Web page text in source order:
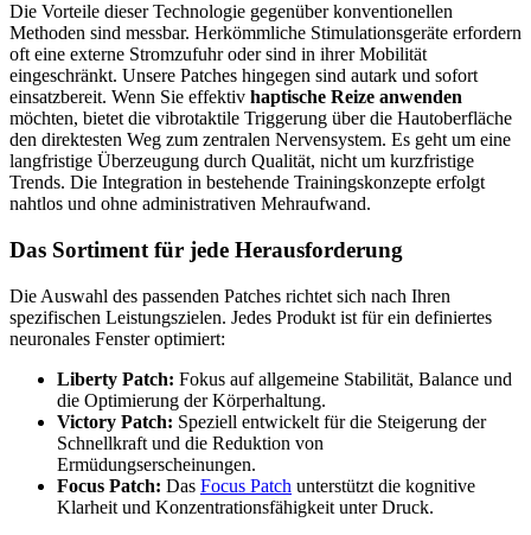
Die Vorteile dieser Technologie gegenüber konventionellen
Methoden sind messbar. Herkömmliche Stimulationsgeräte erfordern
oft eine externe Stromzufuhr oder sind in ihrer Mobilität
eingeschränkt. Unsere Patches hingegen sind autark und sofort
einsatzbereit. Wenn Sie effektiv haptische Reize anwenden
möchten, bietet die vibrotaktile Triggerung über die Hautoberfläche
den direktesten Weg zum zentralen Nervensystem. Es geht um eine
langfristige Überzeugung durch Qualität, nicht um kurzfristige
Trends. Die Integration in bestehende Trainingskonzepte erfolgt
nahtlos und ohne administrativen Mehraufwand.
Das Sortiment für jede Herausforderung
Die Auswahl des passenden Patches richtet sich nach Ihren
spezifischen Leistungszielen. Jedes Produkt ist für ein definiertes
neuronales Fenster optimiert:
Liberty Patch: Fokus auf allgemeine Stabilität, Balance und
die Optimierung der Körperhaltung.
Victory Patch: Speziell entwickelt für die Steigerung der
Schnellkraft und die Reduktion von
Ermüdungserscheinungen.
Focus Patch: Das Focus Patch unterstützt die kognitive
Klarheit und Konzentrationsfähigkeit unter Druck.